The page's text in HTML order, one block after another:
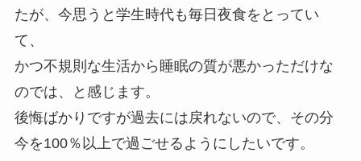
たが、今思うと学生時代も毎日夜食をとってい
て、
かつ不規則な生活から睡眠の質が悪かっただけな
のでは、と感じます。
後悔ばかりですが過去には戻れないので、その分
今を100％以上で過ごせるようにしたいです。